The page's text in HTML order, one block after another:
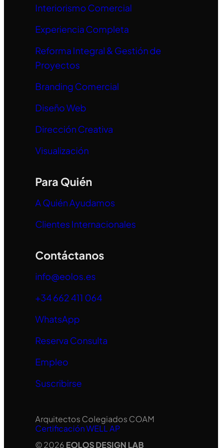
Interiorismo Comercial
Experiencia Completa
Reforma Integral & Gestión de
Proyectos
Branding Comercial
Diseño Web
Dirección Creativa
Visualización
Para Quién
A Quién Ayudamos
Clientes Internacionales
Contáctanos
info@eolos.es
+34 662 411 064
WhatsApp
Reserva Consulta
Empleo
Suscribirse
Arquitectos Colegiados COAM
Certificación WELL AP
© 2026 EOLOS DESIGN LAB